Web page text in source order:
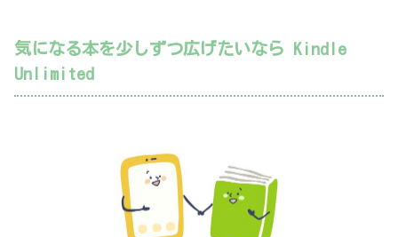
気になる本を少しずつ広げたいなら Kindle
Unlimited